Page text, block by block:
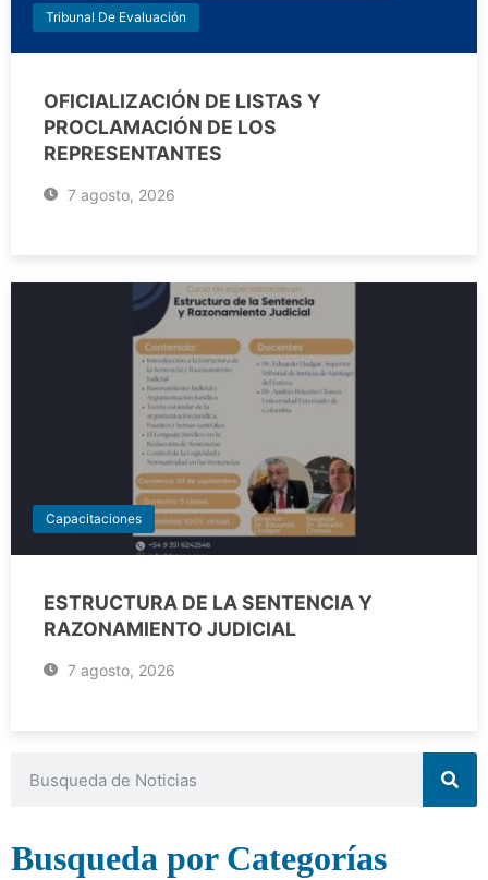
Tribunal De Evaluación
OFICIALIZACIÓN DE LISTAS Y
PROCLAMACIÓN DE LOS
REPRESENTANTES
7 agosto, 2026
Capacitaciones
ESTRUCTURA DE LA SENTENCIA Y
RAZONAMIENTO JUDICIAL
7 agosto, 2026
Busqueda por Categorías